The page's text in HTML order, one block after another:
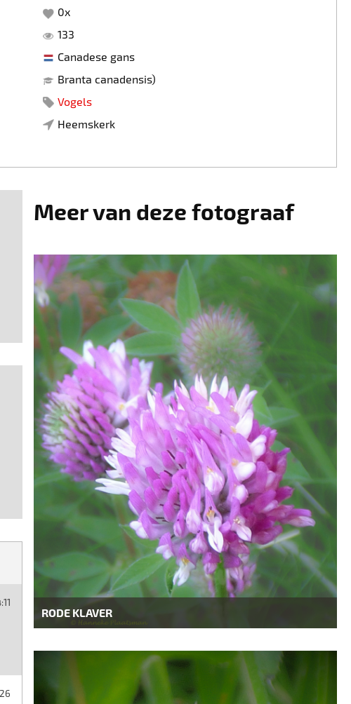
0x
133
Canadese gans
Branta canadensis)
Vogels
Heemskerk
Meer van deze fotograaf
RODE KLAVER